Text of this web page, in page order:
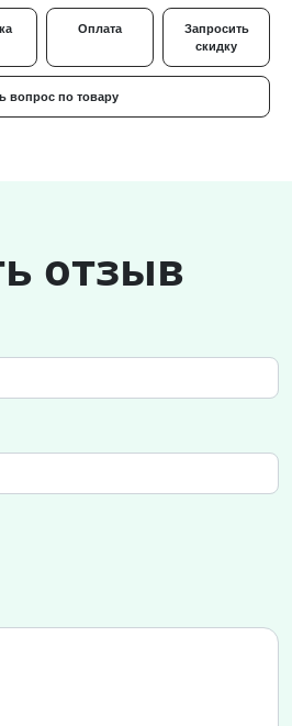
Оплата
Запросить
скидку
вопрос по товару
отзыв